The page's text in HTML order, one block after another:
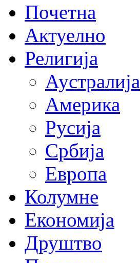
Почетна
Актуелно
Религија
Аустралија
Америка
Русија
Србија
Европа
Колумне
Економија
Друштво